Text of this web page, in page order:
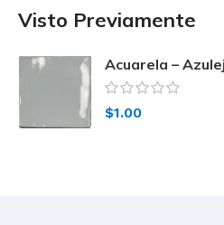
Visto Previamente
Acuarela –
Brillante DEST
$1.00